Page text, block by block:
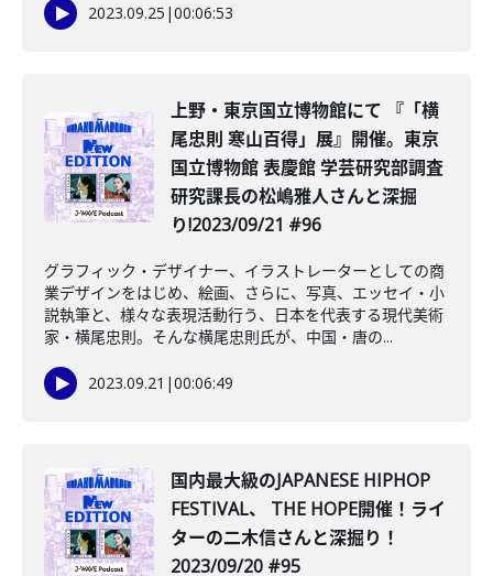
2023.09.25 |00:06:53
上野・東京国立博物館にて 『「横
尾忠則 寒山百得」展』開催。東京
国立博物館 表慶館 学芸研究部調査
研究課長の松嶋雅人さんと深掘
り!2023/09/21 #96
グラフィック・デザイナー、イラストレーターとしての商
業デザインをはじめ、絵画、さらに、写真、エッセイ・小
説執筆と、様々な表現活動行う、日本を代表する現代美術
家・横尾忠則。そんな横尾忠則氏が、中国・唐の...
2023.09.21 |00:06:49
国内最大級のJAPANESE HIPHOP
FESTIVAL、 THE HOPE開催！ライ
ターの二木信さんと深掘り！
2023/09/20 #95